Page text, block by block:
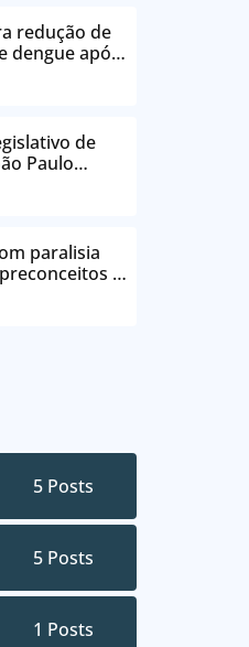
redução de
dengue após
da
de
Paulo
paralisia
e
reencontrar
5 Posts
5 Posts
1 Posts